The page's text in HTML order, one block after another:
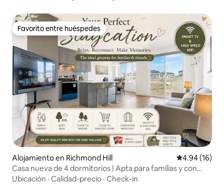
Favorito entre huéspedes
Favorito entre huéspedes
Alojamiento en Richmond Hill Calificación
4.94 (16)
Casa nueva de 4 dormitorios | Apta para familias y con
estacionamiento gratuito
Ubicación · Calidad-precio · Check-in